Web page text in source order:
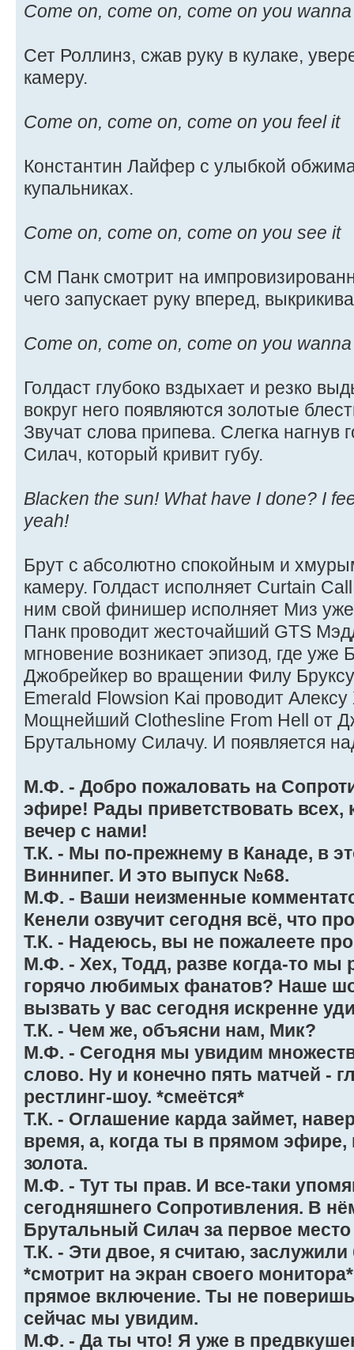
Come on, come on, come on you
Сет Роллинз, сжав руку в кулаке,
камеру.
Come on, come on, come on you feel it
Константин Лайфер с улыбкой
купальниках.
Come on, come on, come on you see it
СМ Панк смотрит на
чего запускает руку вперед,
Come on, come on, come on you
Голдаст глубоко вздыхает и резко
вокруг него появляются золотые
Звучат слова припева. Слегка нагнув
Силач, который кривит губу.
Blacken the sun! What have I done? I
yeah!
Брут с абсолютно спокойным и
камеру. Голдаст исполняет Curtain
ним свой финишер исполняет Миз
Панк проводит жесточайший GTS
мгновение возникает эпизод, где уже
Джобрейкер во вращении Филу
Emerald Flowsion Kai проводит
Мощнейший Clothesline From Hell от
Брутальному Силачу. И появляется
М.Ф. - Добро пожаловать на
эфире! Рады приветствовать всех,
вечер с нами!
Т.К. - Мы по-прежнему в Канаде, в
Виннипег. И это выпуск №68.
М.Ф. - Ваши неизменные
Кенели озвучит сегодня всё, что
Т.К. - Надеюсь, вы не пожалеете
М.Ф. - Хех, Тодд, разве когда-то мы
горячо любимых фанатов? Наше
вызвать у вас сегодня искренне
Т.К. - Чем же, объясни нам, Мик?
М.Ф. - Сегодня мы увидим
слово. Ну и конечно пять матчей -
рестлинг-шоу. *смеётся*
Т.К. - Оглашение карда займет,
время, а, когда ты в прямом эфире,
золота.
М.Ф. - Тут ты прав. И все-таки
сегодняшнего Сопротивления. В
Брутальный Силач за первое
Т.К. - Эти двое, я считаю,
*смотрит на экран своего
прямое включение. Ты не
сейчас мы увидим.
М.Ф. - Да ты что! Я уже в